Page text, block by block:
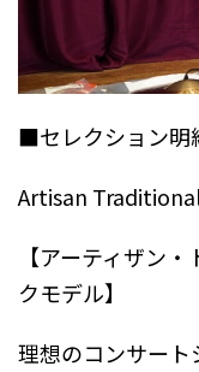
■セレクション明
Artisan
【アーティザン
クモデル】
理想のコンサー